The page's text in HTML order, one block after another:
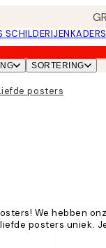
SCHILDERIJEN
SORTERING
posters
We hebben
posters uniek.